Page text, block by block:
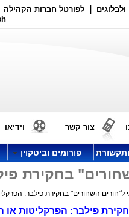
לפורטל חברות הקהילה
צור קשר וידיאו
פורומים וביטקוין
בחקירת
ל"חורים השחורים" בחקירת פילבר:
פילבר: הפרקליטות